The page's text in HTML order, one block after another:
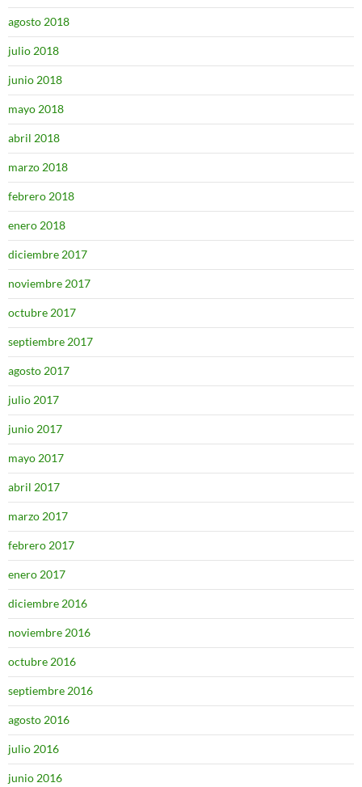
agosto 2018
julio 2018
junio 2018
mayo 2018
abril 2018
marzo 2018
febrero 2018
enero 2018
diciembre 2017
noviembre 2017
octubre 2017
septiembre 2017
agosto 2017
julio 2017
junio 2017
mayo 2017
abril 2017
marzo 2017
febrero 2017
enero 2017
diciembre 2016
noviembre 2016
octubre 2016
septiembre 2016
agosto 2016
julio 2016
junio 2016